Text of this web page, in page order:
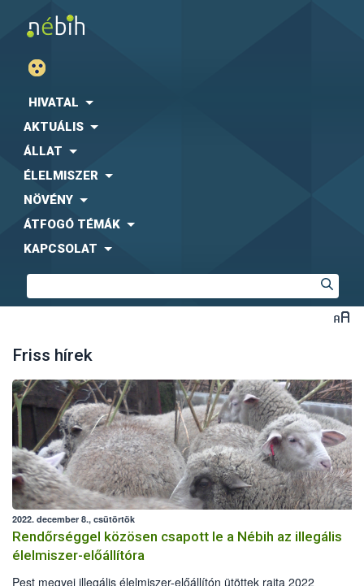
HIVATAL
AKTUÁLIS
ÁLLAT
ÉLELMISZER
NÖVÉNY
ÁTFOGÓ TÉMÁK
KAPCSOLAT
Friss hírek
2022. december 8., csütörtök
Rendőrséggel közösen csapott le a Nébih az illegális
élelmiszer-előállítóra
Pest megyei illegális élelmiszer-előállítón ütöttek rajta 2022